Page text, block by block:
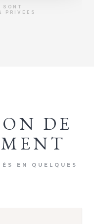
SONT
PRIVÉES
DE
EN QUELQUES